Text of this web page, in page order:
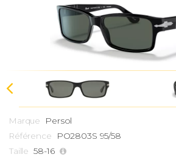
Marque Persol
Référence PO2803S 95/58
Taille 58-16